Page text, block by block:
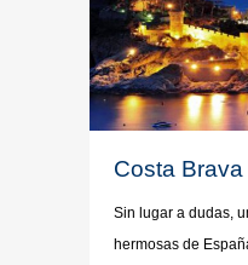
Costa Brava
Sin lugar a dudas,
hermosas de